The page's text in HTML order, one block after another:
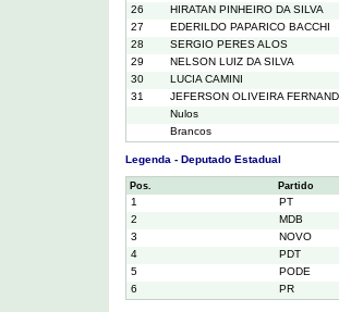
26
HIRATAN PINHEIRO DA SILVA
27
EDERILDO PAPARICO BACCHI
28
SERGIO PERES ALOS
29
NELSON LUIZ DA SILVA
30
LUCIA CAMINI
31
JEFERSON OLIVEIRA
Nulos
Brancos
Legenda - Deputado Estadual
Pos. Partido
1
PT
2
MDB
3
NOVO
4
PDT
5
PODE
6
PR